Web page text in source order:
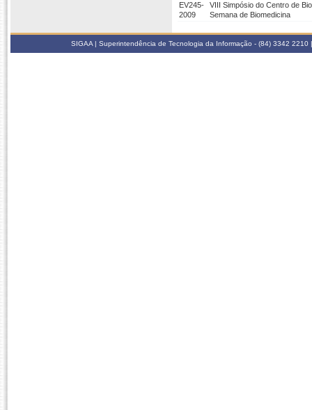
EV245-
2009
VIII Simpósio do Centro de
Semana de Biomedicina
SIGAA | Superintendência de Tecnologia da Informação - (84) 3342